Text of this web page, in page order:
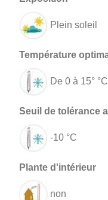
Plein soleil
De 0 à 15° °C
-10 °C
non